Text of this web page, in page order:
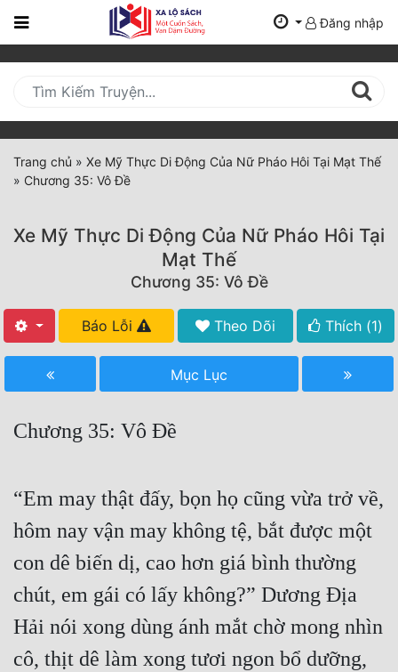
Trang
Mới
Cập
Nhật
(current)
Thể Loại
Truyện Mới Ra
Hoàn Thành
Free
Truyện Convert
Truyện Dịch
Truyện Nhập Môn
Truyện ngắn
Xa Lộ Dịch
Đăng nhập
Trang chủ » Xe Mỹ Thực Di Động Của Nữ Pháo Hôi Tại Mạt Thế
» Chương 35: Vô Đề
Xe Mỹ Thực Di Động Của Nữ Pháo Hôi Tại
Mạt Thế
Chương 35: Vô Đề
Báo Lỗi Theo Dõi Thích (1)
Mục Lục
Chương 35: Vô Đề
“Em may thật đấy, bọn họ cũng vừa trở về,
hôm nay vận may không tệ, bắt được một
con dê biến dị, cao hơn giá bình thường
chút, em gái có lấy không?” Dương Địa
Hải nói xong dùng ánh mắt chờ mong nhìn
cô, thịt dê làm xong tươi ngon bổ dưỡng,